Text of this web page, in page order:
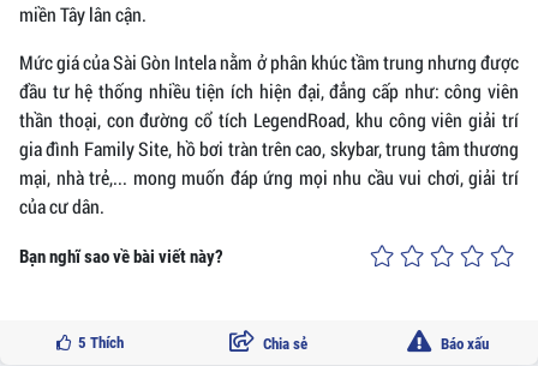
miền Tây lân cận.
Mức giá của Sài Gòn Intela nằm ở phân khúc tầm trung nhưng được
đầu tư hệ thống nhiều tiện ích hiện đại, đẳng cấp như: công viên
thần thoại, con đường cổ tích LegendRoad, khu công viên giải trí
gia đình Family Site, hồ bơi tràn trên cao, skybar, trung tâm thương
mại, nhà trẻ,... mong muốn đáp ứng mọi nhu cầu vui chơi, giải trí
của cư dân.
Bạn nghĩ sao về bài viết này?
5 Thích Chia sẻ Báo xấu